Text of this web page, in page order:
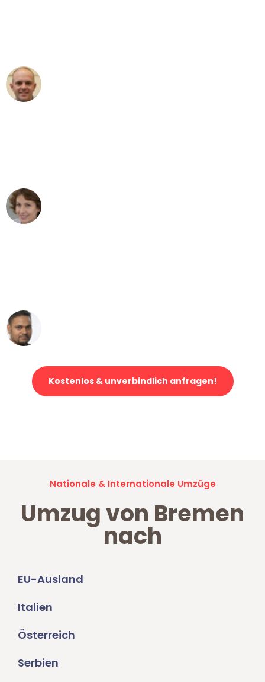
Kostenlos & unverbindlich anfragen!
Nationale & Internationale Umzüge
Umzug von Bremen
nach
EU-Ausland
Italien
Österreich
Serbien